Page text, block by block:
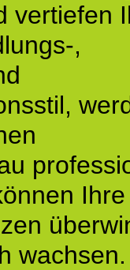
vertiefen
,
Ihre
wachsen.